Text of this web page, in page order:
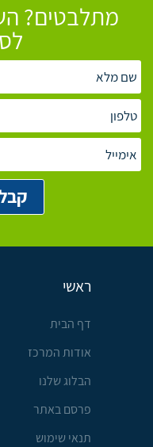
מתלבטים?
ראשי
דף הבית
אודות המרכז
הבלוג שלנו
פרסם באתר
תנאי שימוש